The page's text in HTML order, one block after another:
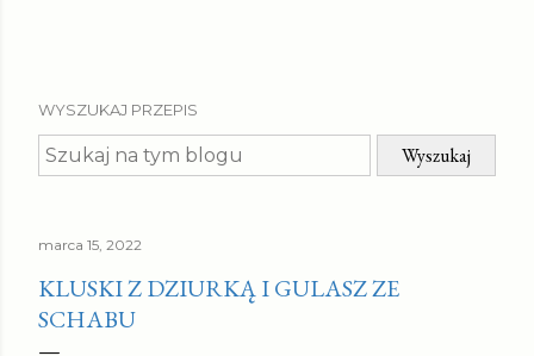
WYSZUKAJ PRZEPIS
marca 15, 2022
KLUSKI Z DZIURKĄ I GULASZ ZE
SCHABU